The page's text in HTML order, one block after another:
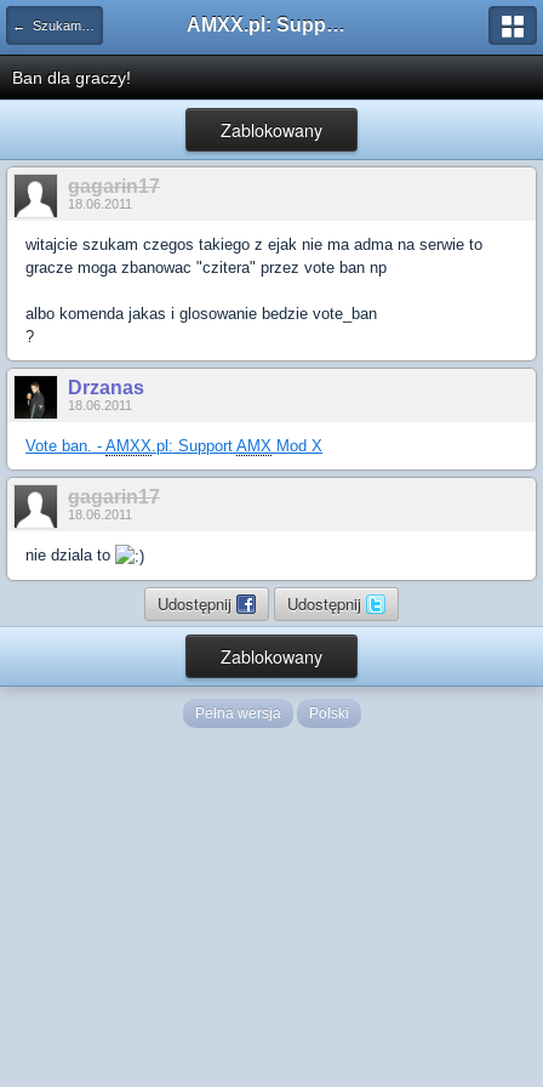
← Szukam pluginu AMXX.pl: Support AMX Mod X i SourceMod
Ban dla graczy!
Zablokowany
gagarin17
18.06.2011
witajcie szukam czegos takiego z ejak nie ma adma na serwie to
gracze moga zbanowac "czitera" przez vote ban np
albo komenda jakas i glosowanie bedzie vote_ban
?
Drzanas
18.06.2011
Vote ban. - AMXX.pl: Support AMX Mod X
gagarin17
18.06.2011
nie dziala to
Udostępnij Udostępnij
Zablokowany
Pełna wersja Polski